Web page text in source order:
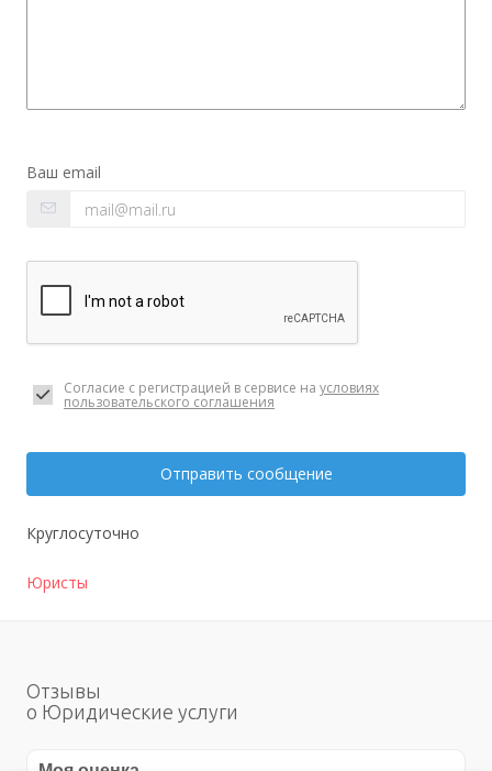
Ваш email
Согласие с регистрацией в сервисе на условиях
пользовательского соглашения
Отправить сообщение
Круглосуточно
Юристы
Отзывы
о Юридические услуги